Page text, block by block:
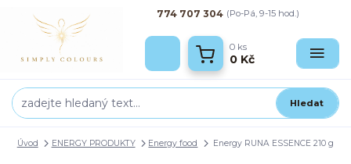
Hledat
774 707 304 (Po-Pá, 9-15 hod.)
0 ks
0 Kč
Úvod ENERGY PRODUKTY Energy food Energy RUNA ESSENCE 210 g